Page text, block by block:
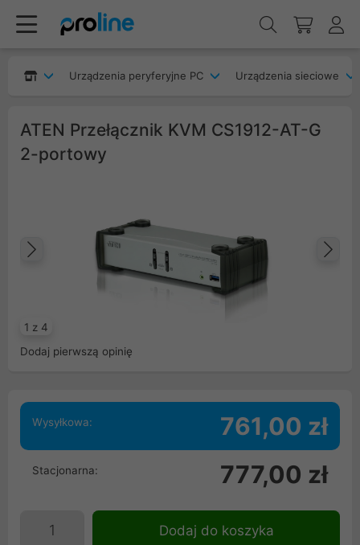
Urządzenia peryferyjne PC Urządzenia sieciowe
ATEN Przełącznik KVM CS1912-AT-G
2-portowy
1 z 4
Poprzedni
Dodaj pierwszą opinię
Wysyłkowa: 761,00 zł
Stacjonarna: 777,00 zł
Dodaj do koszyka